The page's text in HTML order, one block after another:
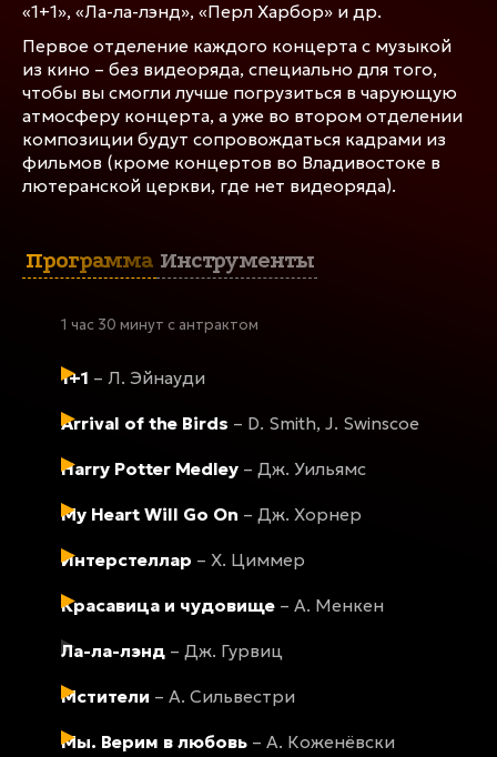
«1+1», «Ла-ла-лэнд», «Перл Харбор» и др.
Первое отделение каждого концерта с музыкой
из кино – без видеоряда, специально для того,
чтобы вы смогли лучше погрузиться в чарующую
атмосферу концерта, а уже во втором отделении
композиции будут сопровождаться кадрами из
фильмов (кроме концертов во Владивостоке в
лютеранской церкви, где нет видеоряда).
Программа Инструменты
1 час 30 минут с антрактом
1+1 – Л. Эйнауди
Arrival of the Birds – D. Smith, J. Swinscoe
Harry Potter Medley – Дж. Уильямс
My Heart Will Go On – Дж. Хорнер
Интерстеллар – Х. Циммер
Красавица и чудовище – А. Менкен
Ла-ла-лэнд – Дж. Гурвиц
Мстители – А. Сильвестри
Мы. Верим в любовь – А. Коженёвски